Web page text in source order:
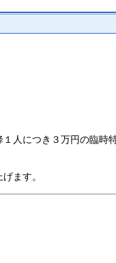
人につき３万円の臨時
ます。